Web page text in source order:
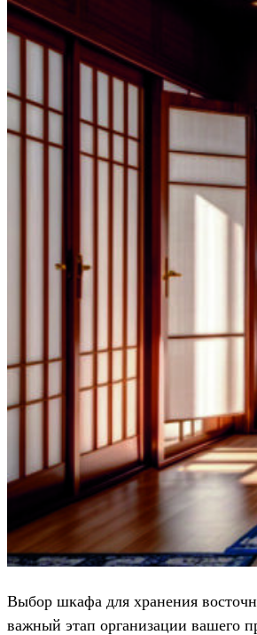
Выбор шкафа для хранения
важный этап организации вашего